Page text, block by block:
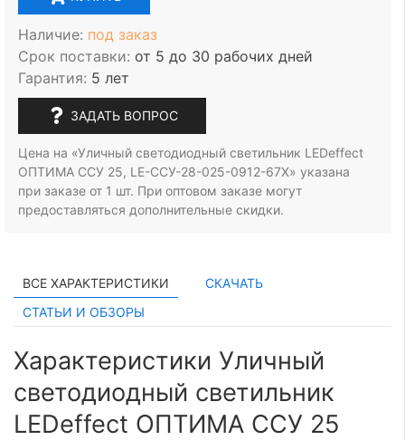
Наличие: под заказ
Срок поставки: от 5 до 30 рабочих дней
Гарантия: 5 лет
ЗАДАТЬ ВОПРОС
Цена на «Уличный светодиодный светильник LEDeffect
ОПТИМА ССУ 25, LE-ССУ-28-025-0912-67Х» указана
при заказе от 1 шт. При оптовом заказе могут
предоставляться дополнительные скидки.
ВСЕ ХАРАКТЕРИСТИКИ
СКАЧАТЬ
СТАТЬИ И ОБЗОРЫ
Характеристики Уличный
светодиодный светильник
LEDeffect ОПТИМА ССУ 25